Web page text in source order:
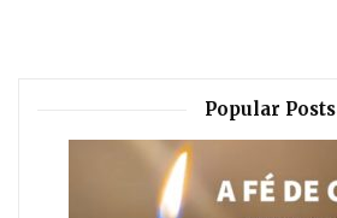
Popular Posts